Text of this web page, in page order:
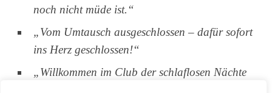
noch nicht müde ist.“
„Vom Umtausch ausgeschlossen – dafür sofort
ins Herz geschlossen!“
„Willkommen im Club der schlaflosen Nächte